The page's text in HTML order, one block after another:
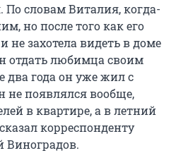
По словам Виталия, когда-
но после того как его
не захотела видеть в доме
отдать любимца своим
два года он уже жил с
появлялся вообще,
в квартире, а в летний
корреспонденту